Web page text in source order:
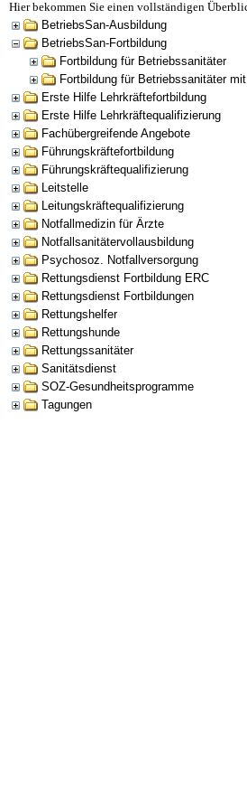
Hier bekommen Sie einen vollständigen
BetriebsSan-Ausbildung
BetriebsSan-Fortbildung
Fortbildung für Betriebssanitäter
Fortbildung für Betriebssanitäter
Erste Hilfe Lehrkräftefortbildung
Erste Hilfe Lehrkräftequalifizierung
Fachübergreifende Angebote
Führungskräftefortbildung
Führungskräftequalifizierung
Leitstelle
Leitungskräftequalifizierung
Notfallmedizin für Ärzte
Notfallsanitätervollausbildung
Psychosoz. Notfallversorgung
Rettungsdienst Fortbildung ERC
Rettungsdienst Fortbildungen
Rettungshelfer
Rettungshunde
Rettungssanitäter
Sanitätsdienst
SOZ-Gesundheitsprogramme
Tagungen